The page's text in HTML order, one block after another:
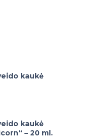
kaukė
kaukė
– 20 ml.